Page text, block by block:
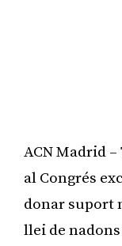
ACN Madrid
al Congrés
donar suport
llei de